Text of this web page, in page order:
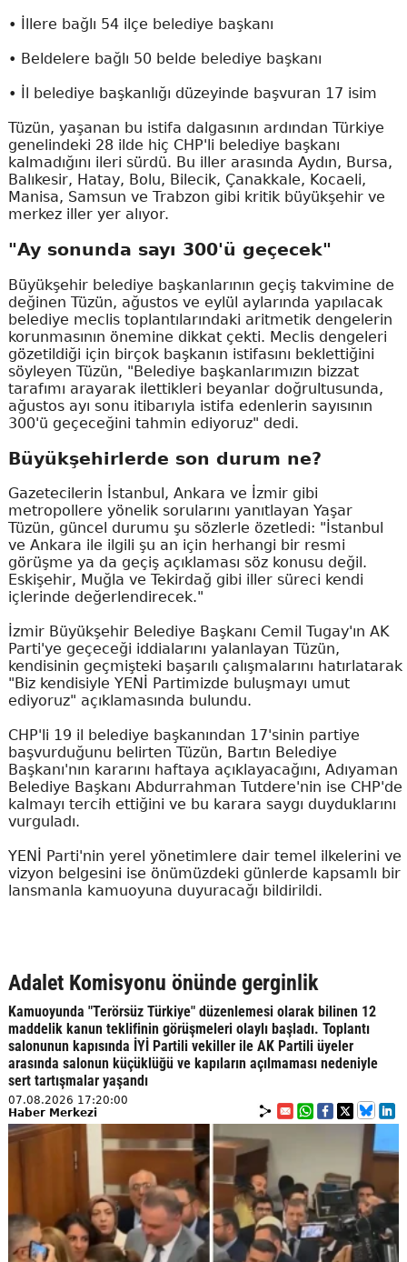
• İllere bağlı 54 ilçe belediye başkanı
• Beldelere bağlı 50 belde belediye başkanı
• İl belediye başkanlığı düzeyinde başvuran 17 isim
Tüzün, yaşanan bu istifa dalgasının ardından Türkiye
genelindeki 28 ilde hiç CHP'li belediye başkanı
kalmadığını ileri sürdü. Bu iller arasında Aydın, Bursa,
Balıkesir, Hatay, Bolu, Bilecik, Çanakkale, Kocaeli,
Manisa, Samsun ve Trabzon gibi kritik büyükşehir ve
merkez iller yer alıyor.
"Ay sonunda sayı 300'ü geçecek"
Büyükşehir belediye başkanlarının geçiş takvimine de
değinen Tüzün, ağustos ve eylül aylarında yapılacak
belediye meclis toplantılarındaki aritmetik dengelerin
korunmasının önemine dikkat çekti. Meclis dengeleri
gözetildiği için birçok başkanın istifasını beklettiğini
söyleyen Tüzün, "Belediye başkanlarımızın bizzat
tarafımı arayarak ilettikleri beyanlar doğrultusunda,
ağustos ayı sonu itibarıyla istifa edenlerin sayısının
300'ü geçeceğini tahmin ediyoruz" dedi.
Büyükşehirlerde son durum ne?
Gazetecilerin İstanbul, Ankara ve İzmir gibi
metropollere yönelik sorularını yanıtlayan Yaşar
Tüzün, güncel durumu şu sözlerle özetledi: "İstanbul
ve Ankara ile ilgili şu an için herhangi bir resmi
görüşme ya da geçiş açıklaması söz konusu değil.
Eskişehir, Muğla ve Tekirdağ gibi iller süreci kendi
içlerinde değerlendirecek."
İzmir Büyükşehir Belediye Başkanı Cemil Tugay'ın AK
Parti'ye geçeceği iddialarını yalanlayan Tüzün,
kendisinin geçmişteki başarılı çalışmalarını hatırlatarak
"Biz kendisiyle YENİ Partimizde buluşmayı umut
ediyoruz" açıklamasında bulundu.
CHP'li 19 il belediye başkanından 17'sinin partiye
başvurduğunu belirten Tüzün, Bartın Belediye
Başkanı'nın kararını haftaya açıklayacağını, Adıyaman
Belediye Başkanı Abdurrahman Tutdere'nin ise CHP'de
kalmayı tercih ettiğini ve bu karara saygı duyduklarını
vurguladı.
YENİ Parti'nin yerel yönetimlere dair temel ilkelerini ve
vizyon belgesini ise önümüzdeki günlerde kapsamlı bir
lansmanla kamuoyuna duyuracağı bildirildi.
Adalet Komisyonu önünde gerginlik
Kamuoyunda "Terörsüz Türkiye" düzenlemesi olarak bilinen 12
maddelik kanun teklifinin görüşmeleri olaylı başladı. Toplantı
salonunun kapısında İYİ Partili vekiller ile AK Partili üyeler
arasında salonun küçüklüğü ve kapıların açılmaması nedeniyle
sert tartışmalar yaşandı
07.08.2026 17:20:00
Haber Merkezi